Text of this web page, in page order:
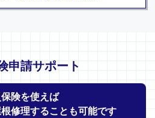
申請サポート
険を使えば
修理することも可能です